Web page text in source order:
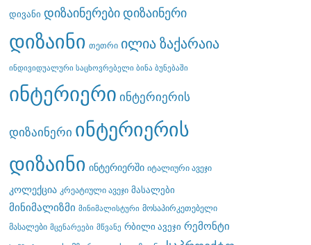
დივანი დიზაინერებიდიზაინერი
დიზაინი თეთრი ილია ზაქარაია
ინდივიდუალური საცხოვრებელი ბინა ბუნებაში
ინტერიერი ინტერიერის
დიზაინერი ინტერიერის
დიზაინი ინტერიერში იტალიური ავეჯი
კოლექცია კრეატიული ავეჯი მასალები
მინიმალიზმი მინიმალისტური მოსაპირკეთებელი
მასალები მცენარეები მწვანე რბილი ავეჯი რემონტი